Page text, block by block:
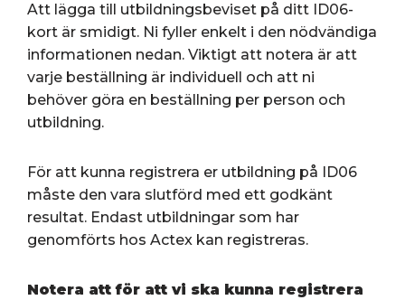
Att lägga till utbildningsbeviset på ditt ID06-
kort är smidigt. Ni fyller enkelt i den nödvändiga
informationen nedan. Viktigt att notera är att
varje beställning är individuell och att ni
behöver göra en beställning per person och
utbildning.
För att kunna registrera er utbildning på ID06
måste den vara slutförd med ett godkänt
resultat. Endast utbildningar som har
genomförts hos Actex kan registreras.
Notera att för att vi ska kunna registrera